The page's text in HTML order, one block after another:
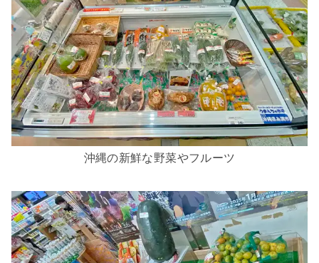
沖縄の新鮮な野菜やフルーツ